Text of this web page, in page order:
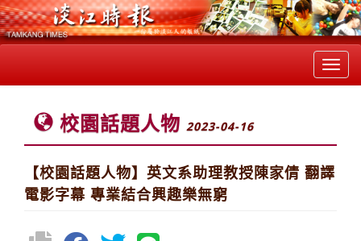
校園話題人物 2023-04-16
【校園話題人物】英文系助理教授陳家倩 翻譯
電影字幕 專業結合興趣樂無窮